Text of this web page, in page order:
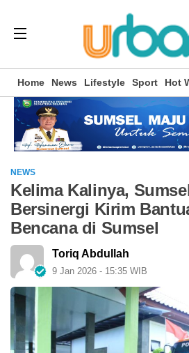
Home News Lifestyle Sport Hot
NEWS
Kelima Kalinya,
Bersinergi Kirim
Bencana di Sumsel
Toriq Abdullah
9 Jan 2026 - 15:35 WIB